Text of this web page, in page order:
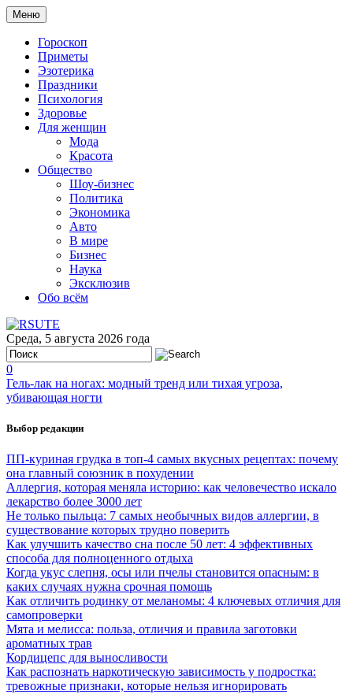
Меню
Гороскоп
Приметы
Эзотерика
Праздники
Психология
Здоровье
Для женщин
Мода
Красота
Общество
Шоу-бизнес
Политика
Экономика
Авто
В мире
Бизнес
Наука
Эксклюзив
Обо всём
Среда, 5 августа 2026 года
0
Гель-лак на ногах: модный тренд или тихая угроза,
убивающая ногти
Выбор редакции
ПП-куриная грудка в топ-4 самых вкусных рецептах: почему
она главный союзник в похудении
Аллергия, которая меняла историю: как человечество искало
лекарство более 3000 лет
Не только пыльца: 7 самых необычных видов аллергии, в
существование которых трудно поверить
Как улучшить качество сна после 50 лет: 4 эффективных
способа для полноценного отдыха
Когда укус слепня, осы или пчелы становится опасным: в
каких случаях нужна срочная помощь
Как отличить родинку от меланомы: 4 ключевых отличия для
самопроверки
Мята и мелисса: польза, отличия и правила заготовки
ароматных трав
Кордицепс для выносливости
Как распознать наркотическую зависимость у подростка:
тревожные признаки, которые нельзя игнорировать